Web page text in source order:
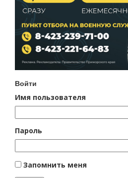
Войти
Имя пользователя
Пароль
Запомнить меня